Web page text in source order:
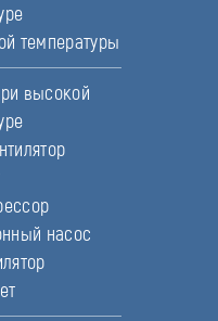
температуры
высокой
насос